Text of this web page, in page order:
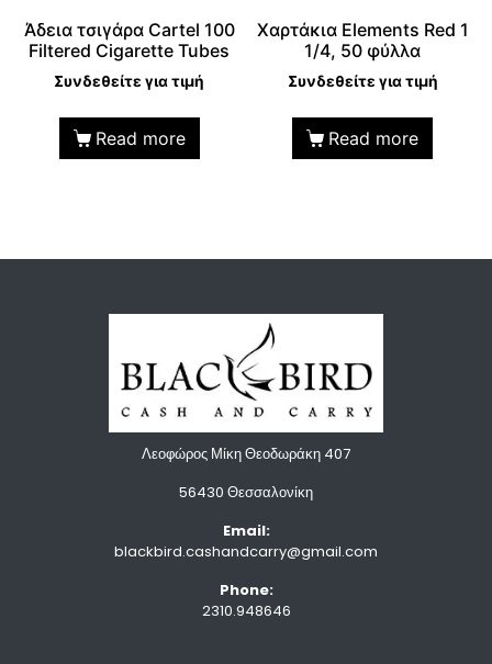
Άδεια τσιγάρα Cartel 100
Filtered Cigarette Tubes
Συνδεθείτε για τιμή
Read more
Χαρτάκια Elements Red 1
1/4, 50 φύλλα
Συνδεθείτε για τιμή
Read more
Λεοφώρος Μίκη Θεοδωράκη 407
56430 Θεσσαλονίκη
Email:
blackbird.cashandcarry@gmail.com
Phone:
2310.948646